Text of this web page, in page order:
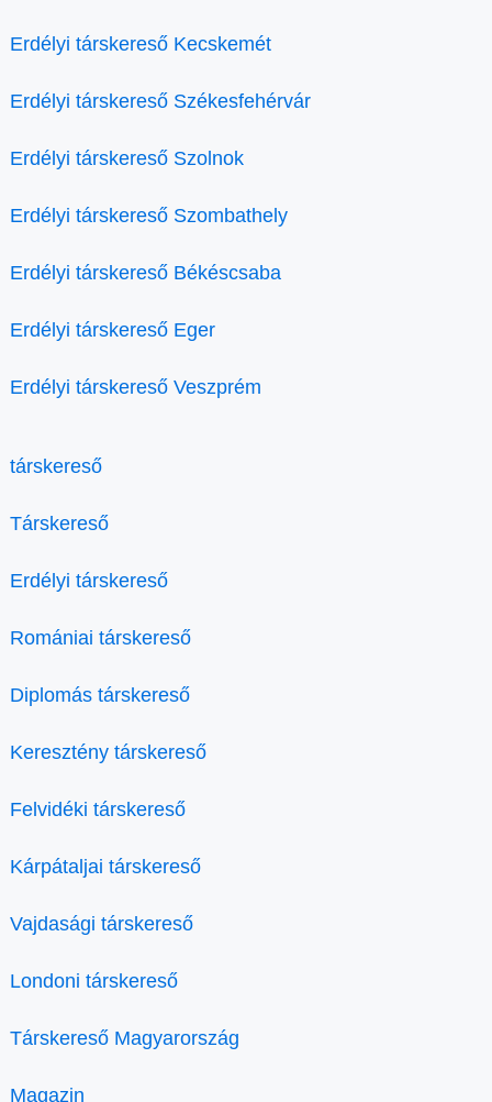
Erdélyi társkereső Kecskemét
Erdélyi társkereső Székesfehérvár
Erdélyi társkereső Szolnok
Erdélyi társkereső Szombathely
Erdélyi társkereső Békéscsaba
Erdélyi társkereső Eger
Erdélyi társkereső Veszprém
társkereső
Társkereső
Erdélyi társkereső
Romániai társkereső
Diplomás társkereső
Keresztény társkereső
Felvidéki társkereső
Kárpátaljai társkereső
Vajdasági társkereső
Londoni társkereső
Társkereső Magyarország
Magazin